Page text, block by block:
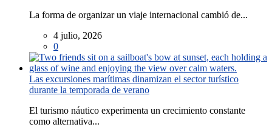
La forma de organizar un viaje internacional cambió de...
4 julio, 2026
0
Las excursiones marítimas dinamizan el sector turístico
durante la temporada de verano
El turismo náutico experimenta un crecimiento constante
como alternativa...